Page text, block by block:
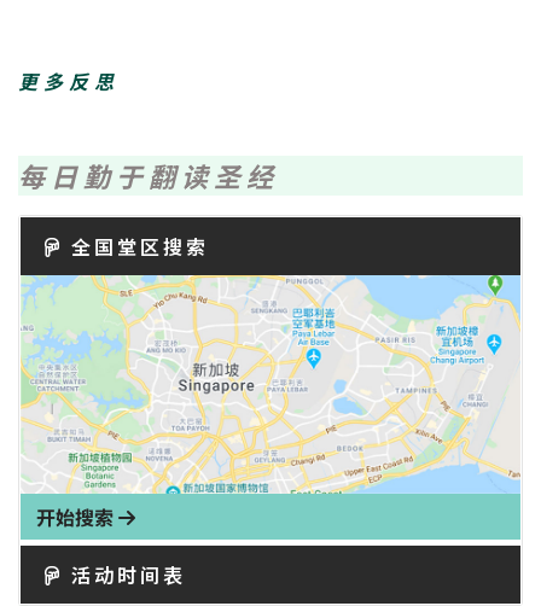
更多反思
每日勤于翻读圣经
全国堂区搜索
开始搜索
活动时间表